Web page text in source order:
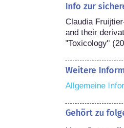
Info zur
Claudia
and their
"Toxicology"
Weitere
Allgemeine
Gehört zu